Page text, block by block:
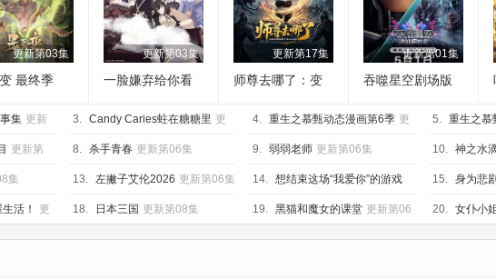
更新第03集
最终季
更新第03集
一脸嫌弃给你看
更新第17集
师尊去哪了：变
儿rua秃
更新第01集
吞噬星空剧场版
集 更新 3. Candy Caries蛀在糖糖里 更
新第05集
4. 重生之慕甄动态漫画第6季 更
新第40集
5. 重生之慕
新第20集
更新第 8. 杀手青春 更新第06集 9. 弱弱老师 更新第06集 10. 神之水
集 13. 左撇子艾伦2026 更新第06集 14. 想结束这场“我爱你”的游戏
更新第05集
15. 身为悲
恶BOSS女
新第06集
活！ 更 18. 日本三国 更新第08集 19. 黑猫和魔女的课堂 更新第06
集
20. 女仆小
08集